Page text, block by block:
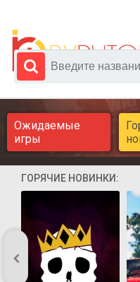
Ожидаемые
игры
ГОРЯЧИЕ НОВИНКИ: